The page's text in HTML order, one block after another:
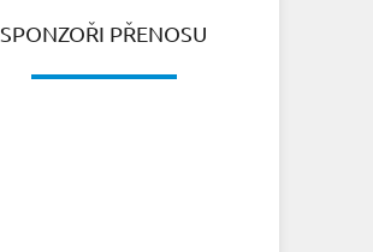
SPONZOŘI PŘENOSU